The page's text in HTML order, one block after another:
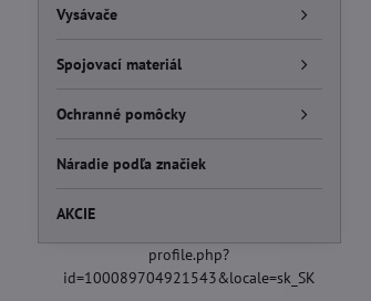
Vysávače
Spojovací materiál
Ochranné pomôcky
Náradie podľa značiek
AKCIE
profile.php?
id=100089704921543&locale=sk_SK